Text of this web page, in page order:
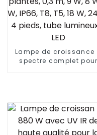
Lampe de croissance
spectre complet pour